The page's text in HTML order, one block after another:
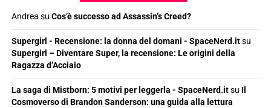
Andrea su Cos’è successo ad Assassin’s Creed?
Supergirl - Recensione: la donna del domani - SpaceNerd.itsu
Supergirl – Diventare Super, la recensione: Le origini della
Ragazza d’Acciaio
La saga di Mistborn: 5 motivi per leggerla - SpaceNerd.itsu Il
Cosmoverso di Brandon Sanderson: una guida alla lettura